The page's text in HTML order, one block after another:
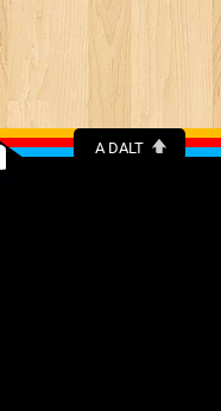
A DALT